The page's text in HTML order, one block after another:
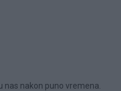
nas nakon puno vremena.